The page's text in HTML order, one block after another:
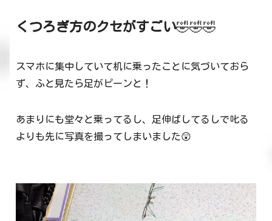
くつろぎ方のクセがすごい🤣🤣🤣
スマホに集中していて机に乗ったことに気づいておら
ず、ふと見たら足がピーンと！
あまりにも堂々と乗ってるし、足伸ばしてるしで叱る
よりも先に写真を撮ってしまいました😲